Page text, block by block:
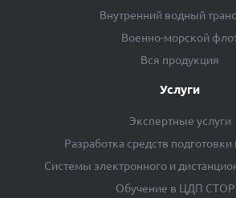
Внутренний водный
Военно-морской
Вся продукция
Услуги
Экспертные услуги
Разработка средств подготовки
Системы электронного и
Обучение в ЦДП